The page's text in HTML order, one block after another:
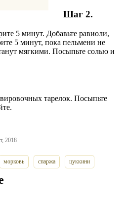
Шаг 2.
5 минут. Добавьте равиоли,
5 минут, пока пельмени не
мягкими. Посыпьте солью и
тарелок. Посыпьте
2018
морковь спаржа цуккини